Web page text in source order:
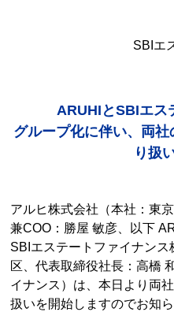
SBIエ
ARUHIとSBIエス
グループ化に伴い、両
り扱
アルヒ株式会社（本社：東
兼COO：勝屋 敏彦、以下
SBIエステートファイナン
区、代表取締役社長：高橋
イナンス）は、本日より両
扱いを開始しますのでお知